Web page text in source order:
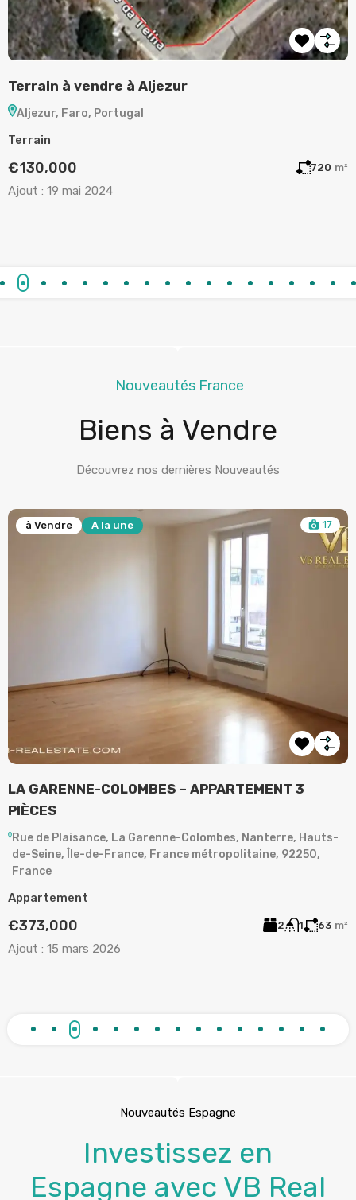
Terrain à vendre à Aljezur
Aljezur, Faro, Portugal
Terrain
€130,000 720 m²
Ajout : 19 mai 2024
Nouveautés France
Biens à Vendre
Découvrez nos dernières Nouveautés
à Vendre A la une 17
LA GARENNE-COLOMBES – APPARTEMENT 3
PIÈCES
Rue de Plaisance, La Garenne-Colombes, Nanterre, Hauts-
de-Seine, Île-de-France, France métropolitaine, 92250,
France
Appartement
€373,000 2 1 63 m²
Ajout : 15 mars 2026
Nouveautés Espagne
Investissez en
Espagne avec VB Real